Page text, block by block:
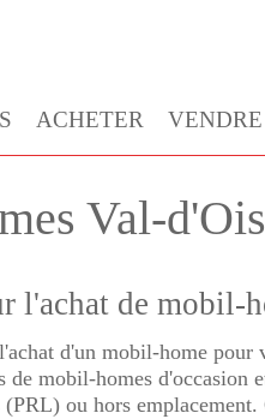
ACHETER VENDRE
Val-
l'achat de mobil-
d'un mobil-home pour
de mobil-homes d'occasion
ou hors